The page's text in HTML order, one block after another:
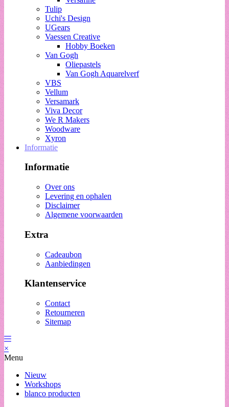
Tulip
Uchi's Design
UGears
Vaessen Creative
Hobby Boeken
Van Gogh
Oliepastels
Van Gogh Aquarelverf
VBS
Vellum
Versamark
Viva Decor
We R Makers
Woodware
Xyron
Informatie
Informatie
Over ons
Levering en ophalen
Disclaimer
Algemene voorwaarden
Extra
Cadeaubon
Aanbiedingen
Klantenservice
Contact
Retourneren
Sitemap
×
Menu
Nieuw
Workshops
blanco producten